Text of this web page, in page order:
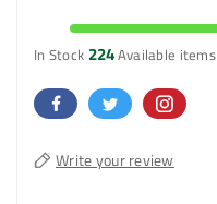
In Stock224Available items
Write your review